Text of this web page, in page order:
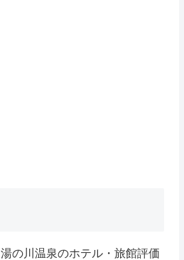
湯の川温泉のホテル・旅館評価